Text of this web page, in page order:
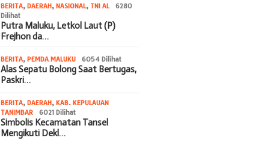
BERITA,DAERAH,NASIONAL, TNI AL
6280
Dilihat
Putra Maluku, Letkol Laut (P)
Frejhon da…
BERITA,PEMDA MALUKU 6054 Dilihat
Alas Sepatu Bolong Saat Bertugas,
Paskri…
BERITA,DAERAH,KAB. KEPULAUAN
TANIMBAR
6021 Dilihat
Simbolis Kecamatan Tansel
Mengikuti Dekl…